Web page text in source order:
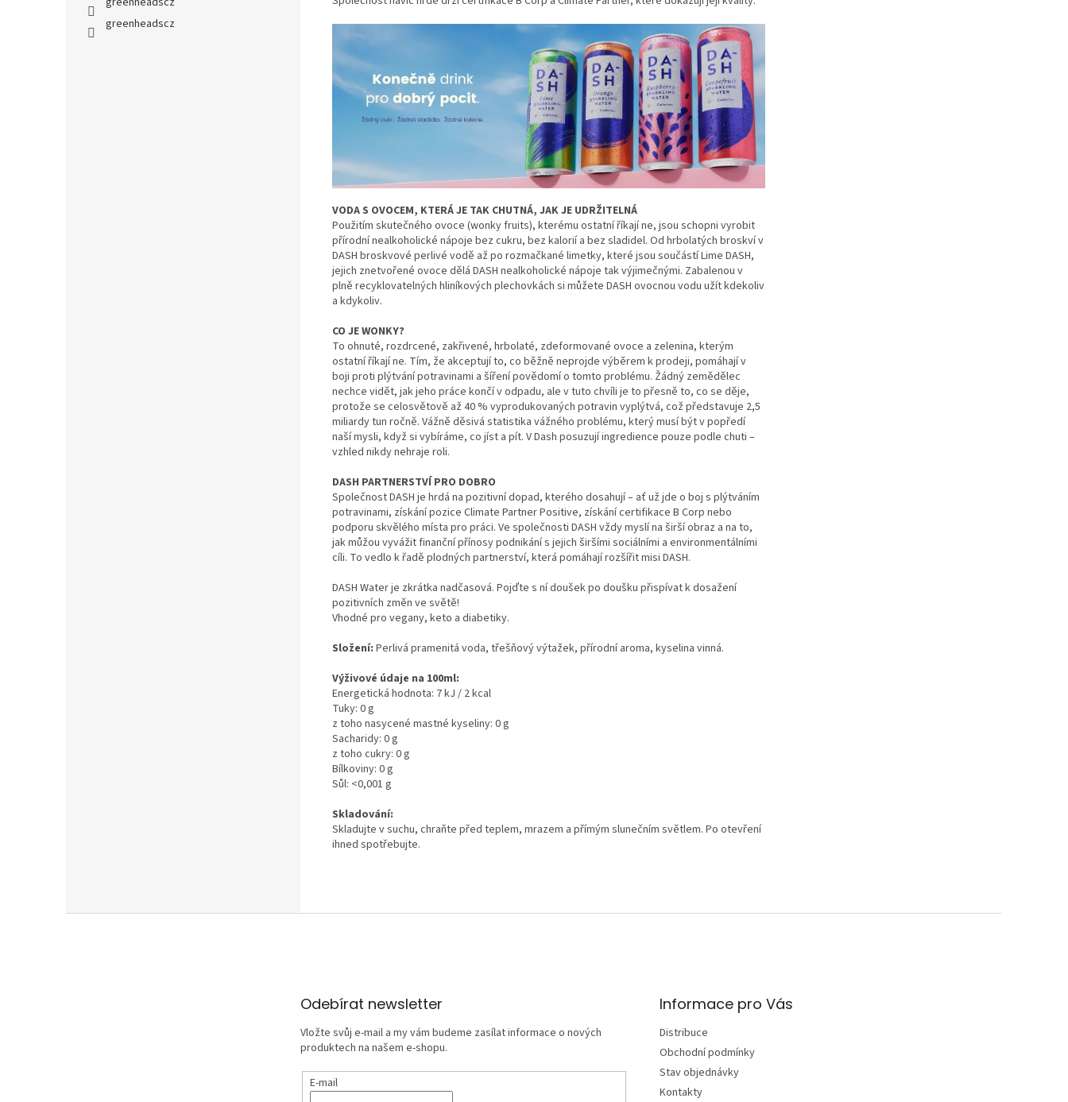
greenheadscz
VODA S OVOCEM, KTERÁ JE TAK CHUTNÁ, JAK JE UDRŽITELNÁ
Použitím skutečného ovoce (wonky fruits), kterému ostatní říkají ne, jsou schopni vyrobit
přírodní nealkoholické nápoje bez cukru, bez kalorií a bez sladidel. Od hrbolatých broskví v
DASH broskvové perlivé vodě až po rozmačkané limetky, které jsou součástí Lime DASH,
jejich znetvořené ovoce dělá DASH nealkoholické nápoje tak výjimečnými. Zabalenou v
plně recyklovatelných hliníkových plechovkách si můžete DASH ovocnou vodu užít kdekoliv
a kdykoliv.
CO JE WONKY?
To ohnuté, rozdrcené, zakřivené, hrbolaté, zdeformované ovoce a zelenina, kterým
ostatní říkají ne. Tím, že akceptují to, co běžně neprojde výběrem k prodeji, pomáhají v
boji proti plýtvání potravinami a šíření povědomí o tomto problému. Žádný zemědělec
nechce vidět, jak jeho práce končí v odpadu, ale v tuto chvíli je to přesně to, co se děje,
protože se celosvětově až 40 % vyprodukovaných potravin vyplýtvá, což představuje 2,5
miliardy tun ročně. Vážně děsivá statistika vážného problému, který musí být v popředí
naší mysli, když si vybíráme, co jíst a pít. V Dash posuzují ingredience pouze podle chuti –
vzhled nikdy nehraje roli.
DASH PARTNERSTVÍ PRO DOBRO
Společnost DASH je hrdá na pozitivní dopad, kterého dosahují – ať už jde o boj s plýtváním
potravinami, získání pozice Climate Partner Positive, získání certifikace B Corp nebo
podporu skvělého místa pro práci. Ve společnosti DASH vždy myslí na širší obraz a na to,
jak můžou vyvážit finanční přínosy podnikání s jejich širšími sociálními a environmentálními
cíli. To vedlo k řadě plodných partnerství, která pomáhají rozšířit misi DASH.
DASH Water je zkrátka nadčasová. Pojďte s ní doušek po doušku přispívat k dosažení
pozitivních změn ve světě!
Vhodné pro vegany, keto a diabetiky.
Složení: Perlivá pramenitá voda, třešňový výtažek, přírodní aroma, kyselina vinná.
Výživové údaje na 100ml:
Energetická hodnota: 7 kJ / 2 kcal
Tuky: 0 g
z toho nasycené mastné kyseliny: 0 g
Sacharidy: 0 g
z toho cukry: 0 g
Bílkoviny: 0 g
Sůl: <0,001 g
Skladování:
Skladujte v suchu, chraňte před teplem, mrazem a přímým slunečním světlem. Po otevření
ihned spotřebujte.
Odebírat newsletter
Vložte svůj e-mail a my vám budeme zasílat informace o nových
produktech na našem e-shopu.
E-mail
Informace pro Vás
Distribuce
Obchodní podmínky
Stav objednávky
Kontakty